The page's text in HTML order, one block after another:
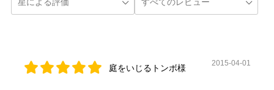
庭をいじるトンボ様 2015-04-01